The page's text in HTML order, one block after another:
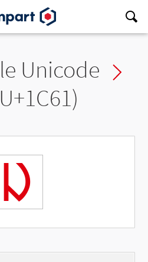
Unicode
ᱡ